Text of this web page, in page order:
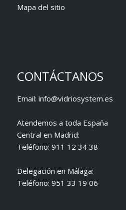
Mapa del sitio
CONTÁCTANOS
Email: info@vidriosystem.es
Atendemos a toda España
Central en Madrid:
Teléfono: 911 12 34 38
Delegación en Málaga:
Teléfono: 951 33 19 06